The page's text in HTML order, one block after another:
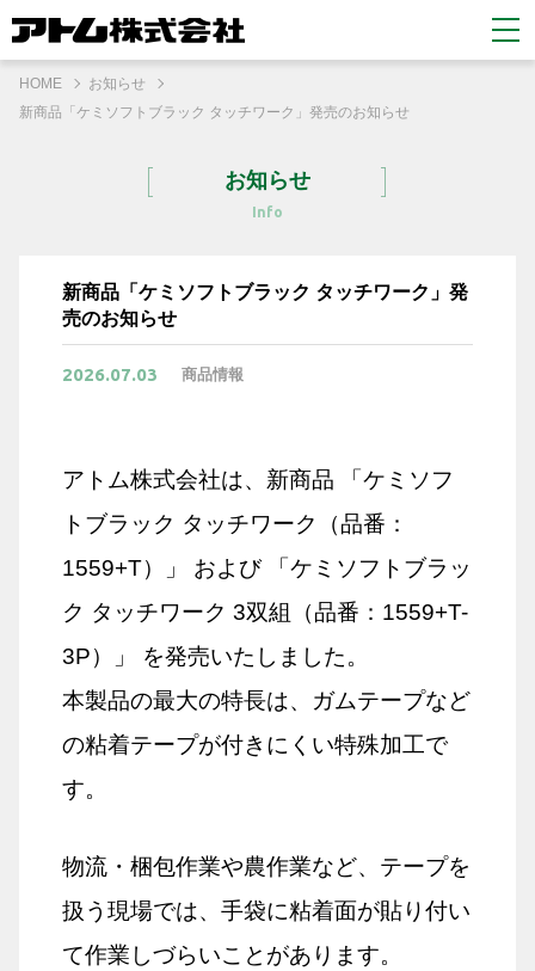
HOME
お知らせ
新商品「ケミソフトブラック タッチワーク」発売のお知らせ
お知らせ
Info
新商品「ケミソフトブラック タッチワーク」発
売のお知らせ
2026.07.03 商品情報
アトム株式会社は、新商品 「ケミソフ
トブラック タッチワーク（品番：
1559+T）」 および 「ケミソフトブラッ
ク タッチワーク 3双組（品番：1559+T-
3P）」 を発売いたしました。
本製品の最大の特長は、ガムテープなど
の粘着テープが付きにくい特殊加工で
す。
物流・梱包作業や農作業など、テープを
扱う現場では、手袋に粘着面が貼り付い
て作業しづらいことがあります。